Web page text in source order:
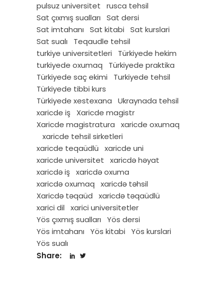
pulsuz universitet
rusca tehsil
Sat çıxmış sualları
Sat dersi
Sat imtahanı
Sat kitabi
Sat kurslari
Sat sualı
Teqaudle tehsil
turkiye universitetleri
Türkiyede hekim
turkiyede oxumaq
Türkiyede praktika
Türkiyede saç ekimi
Turkiyede tehsil
Türkiyede tibbi kurs
Türkiyede xestexana
Ukraynada tehsil
xaricde iş
Xaricde magistr
Xaricde magistratura
xaricde oxumaq
xaricde tehsil sirketleri
xaricde teqaüdlü
xaricde uni
xaricde universitet
xaricdə həyat
xaricdə iş
xaricdə oxuma
xaricdə oxumaq
xaricdə təhsil
Xaricdə təqaüd
xaricdə təqaüdlü
xarici dil
xarici universitetler
Yös çıxmış sualları
Yös dersi
Yös imtahanı
Yös kitabi
Yös kurslari
Yös sualı
Share: